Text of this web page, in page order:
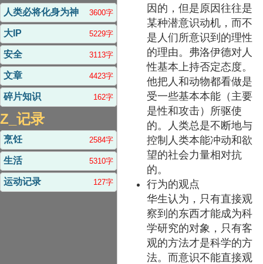
人类必将化身为神 3600字
大IP 5229字
安全 3113字
文章 4423字
碎片知识 162字
Z_记录
烹饪 2584字
生活 5310字
运动记录 127字
因的，但是原因往往是
某种潜意识动机，而不
是人们所意识到的理性
的理由。弗洛伊德对人
性基本上持否定态度。
他把人和动物都看做是
受一些基本本能（主要
是性和攻击）所驱使
的。人类总是不断地与
控制人类本能冲动和欲
望的社会力量相对抗
的。
行为的观点
华生认为，只有直接观
察到的东西才能成为科
学研究的对象，只有客
观的方法才是科学的方
法。而意识不能直接观